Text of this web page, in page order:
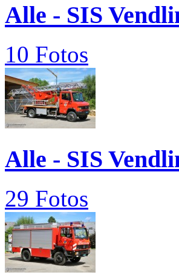
Alle - SIS
10 Fotos
Alle - SIS
29 Fotos